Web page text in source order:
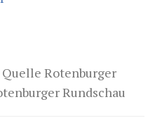
Rotenburger
Rundschau